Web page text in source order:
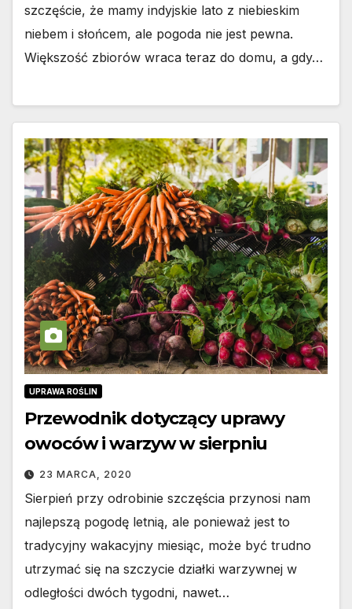
szczęście, że mamy indyjskie lato z niebieskim
niebem i słońcem, ale pogoda nie jest pewna.
Większość zbiorów wraca teraz do domu, a gdy…
UPRAWA ROŚLIN
Przewodnik dotyczący uprawy
owoców i warzyw w sierpniu
23 MARCA, 2020
Sierpień przy odrobinie szczęścia przynosi nam
najlepszą pogodę letnią, ale ponieważ jest to
tradycyjny wakacyjny miesiąc, może być trudno
utrzymać się na szczycie działki warzywnej w
odległości dwóch tygodni, nawet…